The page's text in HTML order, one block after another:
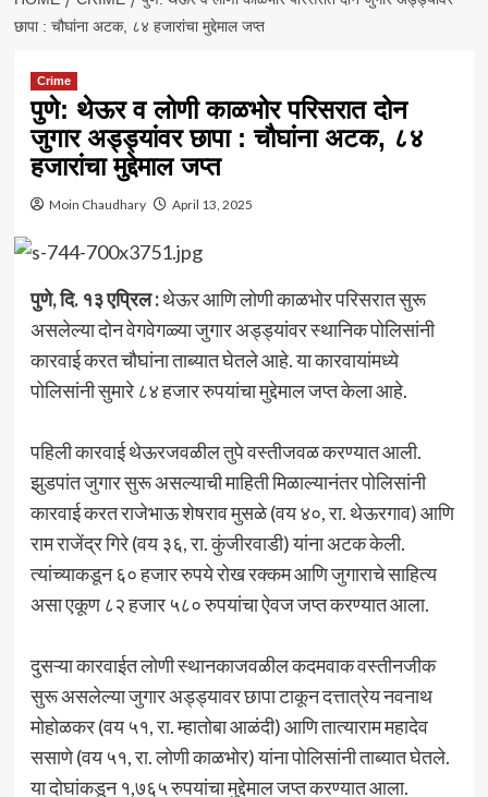
छापा : चौघांना अटक, ८४ हजारांचा मुद्देमाल जप्त
Crime
पुणे: थेऊर व लोणी काळभोर परिसरात दोन
जुगार अड्ड्यांवर छापा : चौघांना अटक, ८४
हजारांचा मुद्देमाल जप्त
Moin Chaudhary April 13, 2025
पुणे, दि. १३ एप्रिल :थेऊर आणि लोणी काळभोर परिसरात सुरू
असलेल्या दोन वेगवेगळ्या जुगार अड्ड्यांवर स्थानिक पोलिसांनी
कारवाई करत चौघांना ताब्यात घेतले आहे. या कारवायांमध्ये
पोलिसांनी सुमारे ८४ हजार रुपयांचा मुद्देमाल जप्त केला आहे.
पहिली कारवाई थेऊरजवळील तुपे वस्तीजवळ करण्यात आली.
झुडपांत जुगार सुरू असल्याची माहिती मिळाल्यानंतर पोलिसांनी
कारवाई करत राजेभाऊ शेषराव मुसळे (वय ४०, रा. थेऊरगाव) आणि
राम राजेंद्र गिरे (वय ३६, रा. कुंजीरवाडी) यांना अटक केली.
त्यांच्याकडून ६० हजार रुपये रोख रक्कम आणि जुगाराचे साहित्य
असा एकूण ८२ हजार ५८० रुपयांचा ऐवज जप्त करण्यात आला.
दुसऱ्या कारवाईत लोणी स्थानकाजवळील कदमवाक वस्तीनजीक
सुरू असलेल्या जुगार अड्ड्यावर छापा टाकून दत्तात्रेय नवनाथ
मोहोळकर (वय ५१, रा. म्हातोबा आळंदी) आणि तात्याराम महादेव
ससाणे (वय ५१, रा. लोणी काळभोर) यांना पोलिसांनी ताब्यात घेतले.
या दोघांकडून १,७६५ रुपयांचा मुद्देमाल जप्त करण्यात आला.